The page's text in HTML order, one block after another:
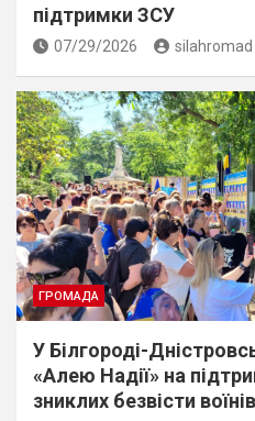
підтримки ЗСУ
07/29/2026 silahromad
ГРОМАДА
У Білгороді-
«Алею Надії» на
зниклих безвісти воїнів